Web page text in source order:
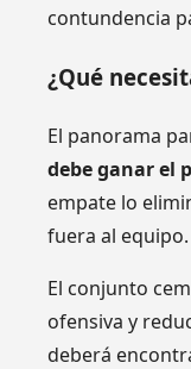
contundencia
¿Qué
El panorama
debe ganar el
empate lo
fuera al equipo.
El conjunto
ofensiva y
deberá